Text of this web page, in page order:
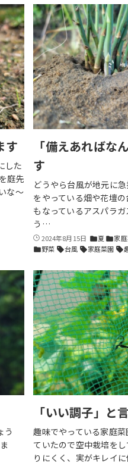
す
した
庭先
な〜
「備えあればな
す
どうやら台風が地元に
をやっている畑や花壇
もなっているアスパラ
う…
2024年8月15日 folder夏 folder家
folder野菜 sell台風 sell家庭菜園 sell
う
「いい調子」と
趣味でやっている家庭
ていたので空中栽培を
りにくく、実がキレイ